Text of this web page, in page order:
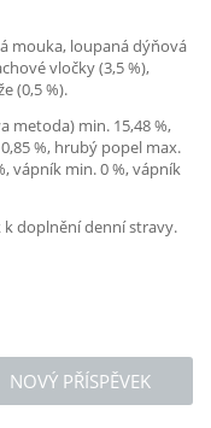
mouka, loupaná dýňová
vločky (3,5 %),
(0,5 %).
metoda) min. 15,48 %,
%, hrubý popel max.
vápník min. 0 %, vápník
doplnění denní stravy.
NOVÝ PŘÍSPĚVEK